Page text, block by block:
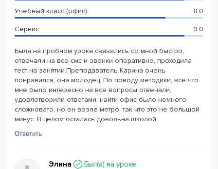
Учебный класс (офис) 8.0
Сервис 9.0
Была на пробном уроке,связались со мной быстро,
отвечали на все смс и звонки оперативно, проходила
тест на занятии.Преподаватель Карина очень
понравился, она молодец. По поводу методики, все что
мне было интересно на все вопросы отвечали,
удовлетворили ответами, найти офис было немного
сложновато, но он возле метро, так что это не большой
минус. В целом осталась довольна школой.
Ответить
Элина Был(a) на уроке